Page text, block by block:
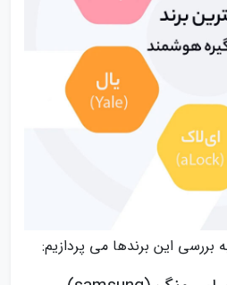
این برندها می پردازیم: